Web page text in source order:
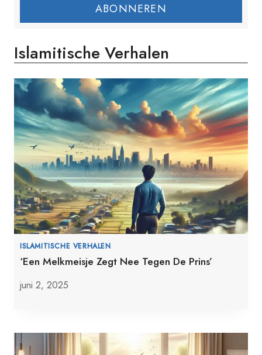
ABONNEREN
Islamitische Verhalen
ISLAMITISCHE VERHALEN
‘Een Melkmeisje Zegt Nee Tegen De Prins’
juni 2, 2025